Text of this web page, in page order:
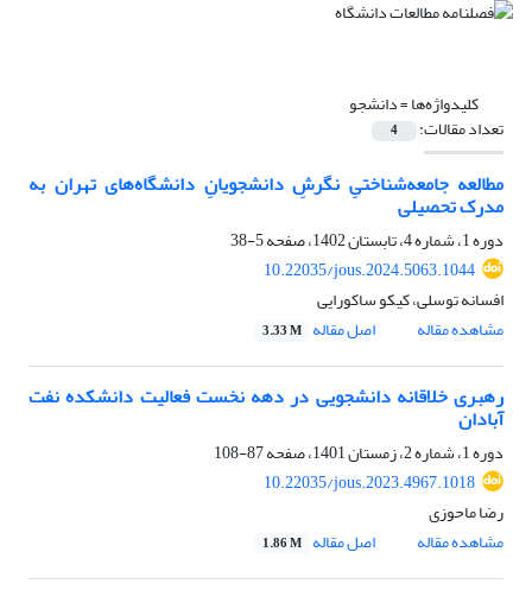
کلیدواژه‌ها =دانشجو
تعداد مقالات: 4
مطالعه جامعه‌شناختیِ نگرشِ دانشجویانِ دانشگاه‌های تهران به
مدرک تحصیلی
دوره 1، شماره 4، تابستان 1402، صفحه
5-38
10.22035/jous.2024.5063.1044
افسانه توسلی، کیکو ساکورایی
مشاهده مقاله
اصل مقاله 3.33 M
رهبری خلاقانه دانشجویی در دهه نخست فعالیت دانشکده نفت
آبادان
دوره 1، شماره 2، زمستان 1401، صفحه
87-108
10.22035/jous.2023.4967.1018
رضا ماحوزی
مشاهده مقاله
اصل مقاله 1.86 M